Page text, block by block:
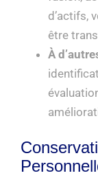
d’actifs,
être
À